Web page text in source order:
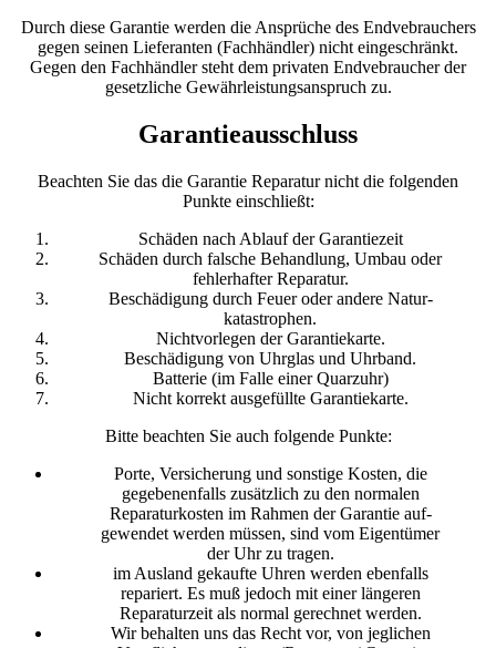
Durch diese Garantie werden die Ansprüche des Endvebrauchers
gegen seinen Lieferanten (Fachhändler) nicht eingeschränkt.
Gegen den Fachhändler steht dem privaten Endvebraucher der
gesetzliche Gewährleistungsanspruch zu.
Garantieausschluss
Beachten Sie das die Garantie Reparatur nicht die folgenden
Punkte einschließt:
Schäden nach Ablauf der Garantiezeit
Schäden durch falsche Behandlung, Umbau oder
fehlerhafter Reparatur.
Beschädigung durch Feuer oder andere Natur-
katastrophen.
Nichtvorlegen der Garantiekarte.
Beschädigung von Uhrglas und Uhrband.
Batterie (im Falle einer Quarzuhr)
Nicht korrekt ausgefüllte Garantiekarte.
Bitte beachten Sie auch folgende Punkte:
Porte, Versicherung und sonstige Kosten, die
gegebenenfalls zusätzlich zu den normalen
Reparaturkosten im Rahmen der Garantie auf-
gewendet werden müssen, sind vom Eigentümer
der Uhr zu tragen.
im Ausland gekaufte Uhren werden ebenfalls
repariert. Es muß jedoch mit einer längeren
Reparaturzeit als normal gerechnet werden.
Wir behalten uns das Recht vor, von jeglichen